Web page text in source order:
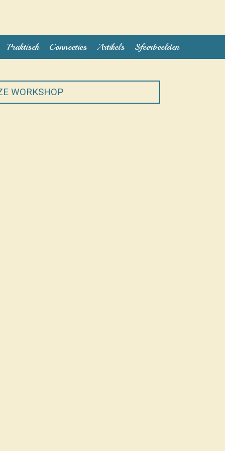
Praktisch Connecties Artikels Sfeerbeelden
WORKSHOP